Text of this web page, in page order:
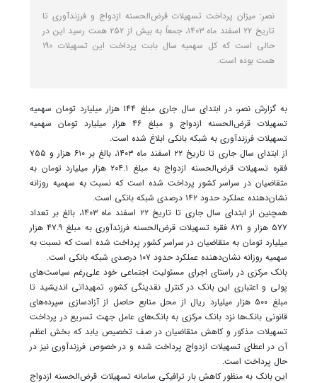
نصر: میزان پرداخت تسهیلات قرض‌الحسنه ازدواج و فرزندآوری تا
تاریخ ۲۲ اسفند ماه ۱۴۰۳، جمعاً به بیش از ۲۵۲ همت رسید این در
حالی است ‌که کل سهمیه سال بابت پرداخت این تسهیلات ۱۹۰
همت بوده است.
به گزارش نصر، در ابتدای سال جاری مبلغ ۱۴۴ هزار میلیارد تومان سهمیه
تسهیلات قرض‌الحسنه ازدواج و مبلغ ۴۶ هزار میلیارد تومان سهمیه
تسهیلات فرزندآوری به شبکه بانکی ابلاغ شده است.
از ابتدای سال جاری تا تاریخ ۲۲ اسفند ماه ۱۴۰۳، بالغ بر ۶۱۰ هزار و ۷۵۵
فقره تسهیلات قرض‌الحسنه ازدواج به مبلغ ۲۰۴.۱ هزار میلیارد تومان به
متقاضیان در سراسر کشور پرداخت شده است که نسبت به سهمیه روزانه
نشان‌دهنده عملکرد حدود ۱۴۲ درصدی شبکه بانکی است.
همچنین از ابتدای سال جاری تا تاریخ ۲۲ اسفند ماه ۱۴۰۳، بالغ بر تعداد
۵۷۷ هزار و ۸۲۱ فقره تسهیلات قرض‌الحسنه فرزندآوری به مبلغ ۴۷.۹ هزار
میلیارد تومان به متقاضیان در سراسر کشور پرداخت شده است که نسبت به
سهمیه روزانه نشان‌دهنده عملکرد حدود ۱۰۷ درصدی شبکه بانکی است.
بانک مرکزی در راستای اجرای مسئولیت اجتماعی خود علی‌رغم سیاست‌های
پولی و اعتباری این بانک در کنترل نقدینگی کشور، تمهیداتی اندیشید تا
مبلغ ۵۰۰ هزار میلیارد ریال از محل منابع حاصل از آزادسازی سپرده‌های
قانونی بانک‌ها نزد بانک مرکزی به بانک‌های عامل جهت تسریع در پرداخت
تسهیلات مذکور و کاهش متقاضیان در صف تخصیص یابد که بخش اعظم
آن در اعطای تسهیلات ازدواج پرداخت شده و در خصوص فرزندآوری نیز در
حال پرداخت است.
این بانک به منظور کاهش بار ترافیکی سامانه تسهیلات قرض‌الحسنه ازدواج